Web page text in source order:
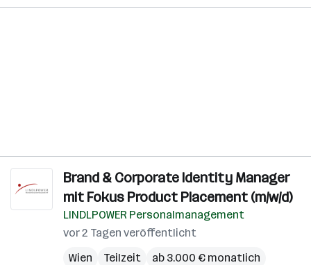
Brand & Corporate Identity Manager
mit Fokus Product Placement (m/w/d)
LINDLPOWER Personalmanagement
vor 2 Tagen veröffentlicht
Wien
Teilzeit ab 3.000 € monatlich